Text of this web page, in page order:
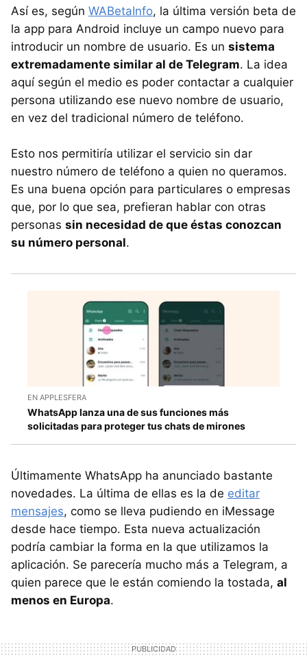
Así es, según WABetaInfo, la última versión beta de
la app para Android incluye un campo nuevo para
introducir un nombre de usuario. Es un sistema
extremadamente similar al de Telegram. La idea
aquí según el medio es poder contactar a cualquier
persona utilizando ese nuevo nombre de usuario,
en vez del tradicional número de teléfono.
Esto nos permitiría utilizar el servicio sin dar
nuestro número de teléfono a quien no queramos.
Es una buena opción para particulares o empresas
que, por lo que sea, prefieran hablar con otras
personas sin necesidad de que éstas conozcan
su número personal.
EN APPLESFERA
WhatsApp lanza una de sus funciones más
solicitadas para proteger tus chats de mirones
Últimamente WhatsApp ha anunciado bastante
novedades. La última de ellas es la de editar
mensajes, como se lleva pudiendo en iMessage
desde hace tiempo. Esta nueva actualización
podría cambiar la forma en la que utilizamos la
aplicación. Se parecería mucho más a Telegram, a
quien parece que le están comiendo la tostada, al
menos en Europa.